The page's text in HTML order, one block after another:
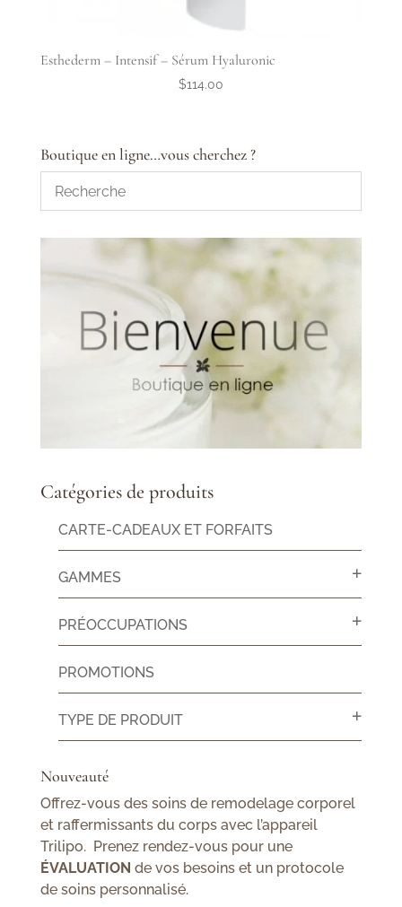
Esthederm – Intensif – Sérum Hyaluronic
$114.00
Boutique en ligne…vous cherchez ?
Catégories de produits
CARTE-CADEAUX ET FORFAITS
GAMMES
PRÉOCCUPATIONS
PROMOTIONS
TYPE DE PRODUIT
Nouveauté
Offrez-vous des soins de remodelage corporel
et raffermissants du corps avec l’appareil
Trilipo. Prenez rendez-vous pour une
ÉVALUATION de vos besoins et un protocole
de soins personnalisé.